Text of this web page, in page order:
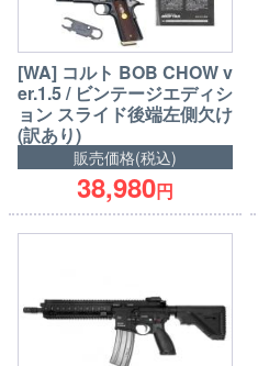
[WA] コルト BOB CHOW v
er.1.5 / ビンテージエディシ
ョン スライド後端左側欠け
(訳あり)
販売価格(税込)
38,980円